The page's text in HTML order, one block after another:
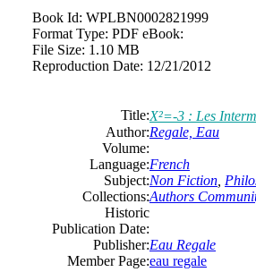
Book Id: WPLBN0002821999
Format Type: PDF eBook:
File Size: 1.10 MB
Reproduction Date: 12/21/2012
Title:X²=-3 : Les
Author:Regale, Eau
Volume:
Language:French
Subject:Non Fiction
Collections:Authors
Historic
Publication Date:
Publisher:Eau Regale
Member Page:eau regale